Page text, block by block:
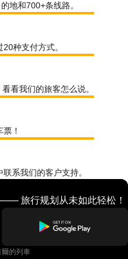
地和700+条线路。
种支付方式。
看看我们的旅客怎么说。
！
系我们的客户支持。
旅行规划从未如此轻松！
爾的列車